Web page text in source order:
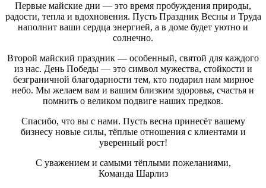
Первые майские дни — это время пробуждения природы,
радости, тепла и вдохновения. Пусть Праздник Весны и Труда
наполнит ваши сердца энергией, а в доме будет уютно и
солнечно.
Второй майский праздник — особенный, святой для каждого
из нас. День Победы — это символ мужества, стойкости и
безграничной благодарности тем, кто подарил нам мирное
небо. Мы желаем вам и вашим близким здоровья, счастья и
помнить о великом подвиге наших предков.
Спасибо, что вы с нами. Пусть весна принесёт вашему
бизнесу новые силы, тёплые отношения с клиентами и
уверенный рост!
С уважением и самыми тёплыми пожеланиями,
Команда Шарлиз